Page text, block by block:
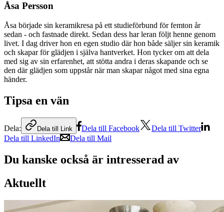
Åsa Persson
Åsa började sin keramikresa på ett studieförbund för femton år
sedan - och fastnade direkt. Sedan dess har leran följt henne genom
livet. I dag driver hon en egen studio där hon både säljer sin keramik
och skapar för glädjen i själva hantverket. Hon tycker om att dela
med sig av sin erfarenhet, att stötta andra i deras skapande och se
den där glädjen som uppstår när man skapar något med sina egna
händer.
Tipsa en vän
Dela: Dela till Link Dela till Facebook
Dela till Twitter
Dela till LinkedIn
Dela till Mail
Du kanske också är intresserad av
Aktuellt